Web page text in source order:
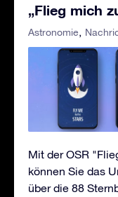
„Flieg mich
Astronomie
Mit der OSR
können Sie das
über die 88